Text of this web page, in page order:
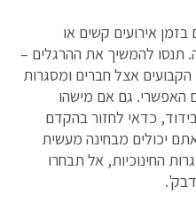
אירועים קשים או
תנסו להמשיך את ההרגלים –
הקבועים אצל חברים ומסגרות
האפשרי. גם אם מישהו
כדאי לחזור בהקדם
יכולים מבחינה מעשית
החינוכיות, אל תבחרו